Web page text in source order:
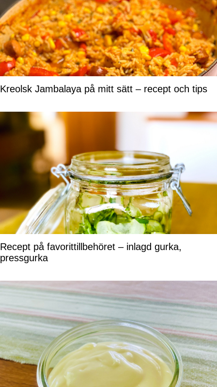
Kreolsk Jambalaya på mitt sätt – recept och tips
Recept på favorittillbehöret – inlagd gurka,
pressgurka